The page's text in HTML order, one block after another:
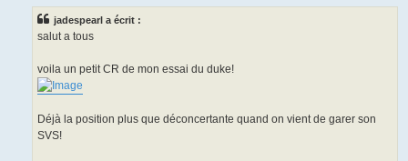
jadespearl a écrit :
salut a tous
voila un petit CR de mon essai du duke!
Déjà la position plus que déconcertante quand on vient de garer son
SVS!